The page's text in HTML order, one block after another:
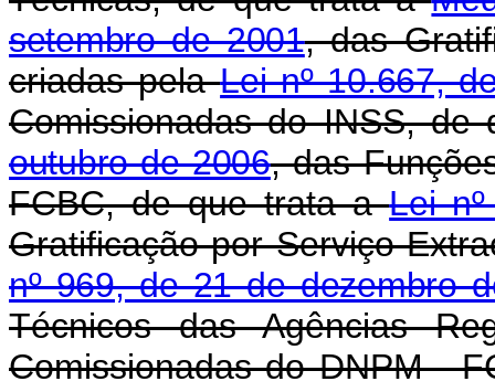
setembro de 2001, das
criadas pelaLei nº 10.667,
Comissionadas do INSS,
outubro de 2006, das
FCBC, de que trata aLei
Gratificação por Serviço
nº 969, de 21 de dezembro
Técnicos das Agências
Comissionadas do DNPM -